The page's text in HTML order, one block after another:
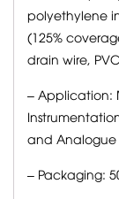
polyethylene
(125%
drain wire,
– Application:
and Analogue
– Packaging: